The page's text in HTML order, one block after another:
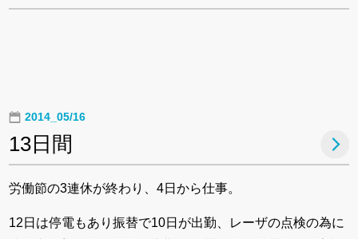
2014_05/16
13日間
労働節の3連休が終わり、4日から仕事。
12日は停電もあり振替で10日が出勤、レーザの点検の為に